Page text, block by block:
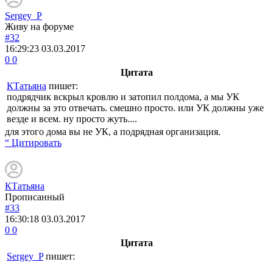
Sergey_P
Живу на форуме
#32
16:29:23 03.03.2017
0 0
Цитата
КТатьяна пишет:
подрядчик вскрыл кровлю и затопил полдома, а мы УК
должны за это отвечать. смешно просто. или УК должны уже
везде и всем. ну просто жуть....
для этого дома вы не УК, а подрядная организация.
“ Цитировать
КТатьяна
Прописанный
#33
16:30:18 03.03.2017
0 0
Цитата
Sergey_Pпишет: